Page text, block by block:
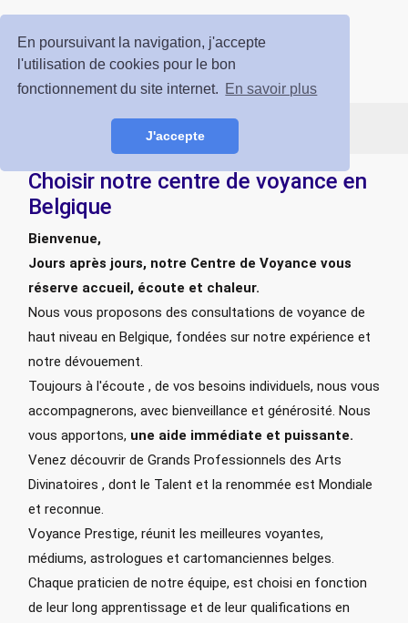
En poursuivant la navigation, j'accepte
l'utilisation de cookies pour le bon
fonctionnement du site internet. En savoir plus
J'accepte
Voyance Prestige
ESPACE CLIENT INSCRIPTION GRATUITE
Choisir notre centre de voyance en
Belgique
Bienvenue,
Jours après jours, notre Centre de Voyance vous
réserve accueil, écoute et chaleur.
Nous vous proposons des consultations de voyance de
haut niveau en Belgique, fondées sur notre expérience et
notre dévouement.
Toujours à l'écoute , de vos besoins individuels, nous vous
accompagnerons, avec bienveillance et générosité. Nous
vous apportons, une aide immédiate et puissante.
Venez découvrir de Grands Professionnels des Arts
Divinatoires , dont le Talent et la renommée est Mondiale
et reconnue.
Voyance Prestige, réunit les meilleures voyantes,
médiums, astrologues et cartomanciennes belges.
Chaque praticien de notre équipe, est choisi en fonction
de leur long apprentissage et de leur qualifications en